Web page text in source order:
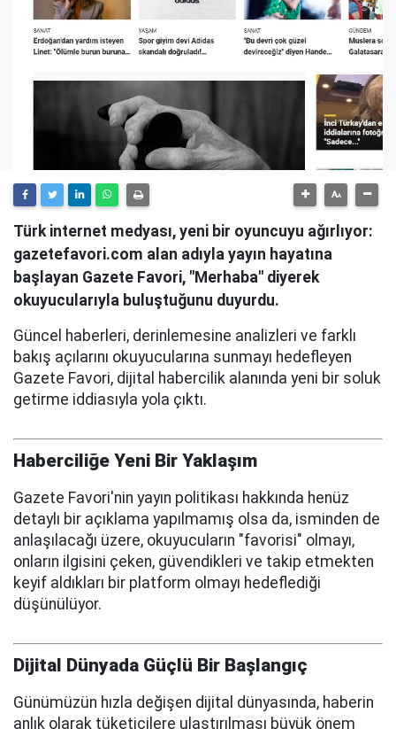
Türk internet medyası, yeni bir oyuncuyu ağırlıyor:
gazetefavori.com alan adıyla yayın hayatına
başlayan Gazete Favori, "Merhaba" diyerek
okuyucularıyla buluştuğunu duyurdu.
Güncel haberleri, derinlemesine analizleri ve farklı
bakış açılarını okuyucularına sunmayı hedefleyen
Gazete Favori, dijital habercilik alanında yeni bir soluk
getirme iddiasıyla yola çıktı.
Haberciliğe Yeni Bir Yaklaşım
Gazete Favori'nin yayın politikası hakkında henüz
detaylı bir açıklama yapılmamış olsa da, isminden de
anlaşılacağı üzere, okuyucuların "favorisi" olmayı,
onların ilgisini çeken, güvendikleri ve takip etmekten
keyif aldıkları bir platform olmayı hedeflediği
düşünülüyor.
Dijital Dünyada Güçlü Bir Başlangıç
Günümüzün hızla değişen dijital dünyasında, haberin
anlık olarak tüketicilere ulaştırılması büyük önem